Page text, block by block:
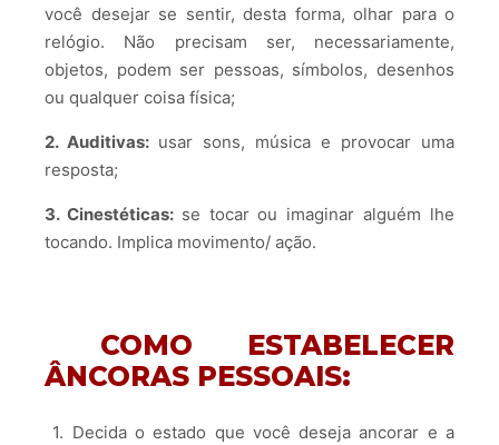
você desejar se sentir, desta forma, olhar para o
relógio. Não precisam ser, necessariamente,
objetos, podem ser pessoas, símbolos, desenhos
ou qualquer coisa física;
2. Auditivas: usar sons, música e provocar uma
resposta;
3. Cinestéticas: se tocar ou imaginar alguém lhe
tocando. Implica movimento/ ação.
COMO ESTABELECER
ÂNCORAS PESSOAIS:
1. Decida o estado que você deseja ancorar e a